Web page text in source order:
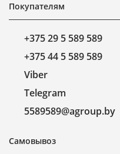
Покупателям
+375 29 5 589 589
+375 44 5 589 589
Viber
Telegram
5589589@agroup.by
Самовывоз